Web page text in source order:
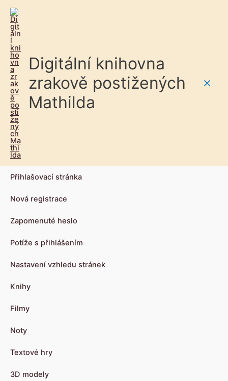
Digitální knihovna
zrakově postižených
Mathilda
Přihlašovací stránka
Nová registrace
Zapomenuté heslo
Potíže s přihlášením
Nastavení vzhledu stránek
Knihy
Filmy
Noty
Textové hry
3D modely